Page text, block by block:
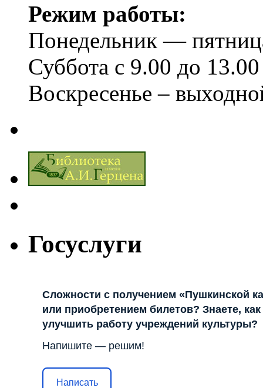
Режим работы:
Понедельник —
Суббота с 9.00 до 13.00
Воскресенье –
Госуслуги
Сложности с получением «Пушкинской
или приобретением билетов? Знаете, как
улучшить работу учреждений культуры?
Напишите — решим!
Написать